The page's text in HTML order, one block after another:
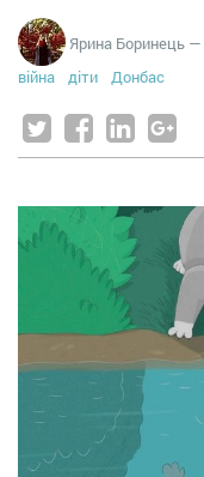
Ярина Боринець —
війна
діти Донбас